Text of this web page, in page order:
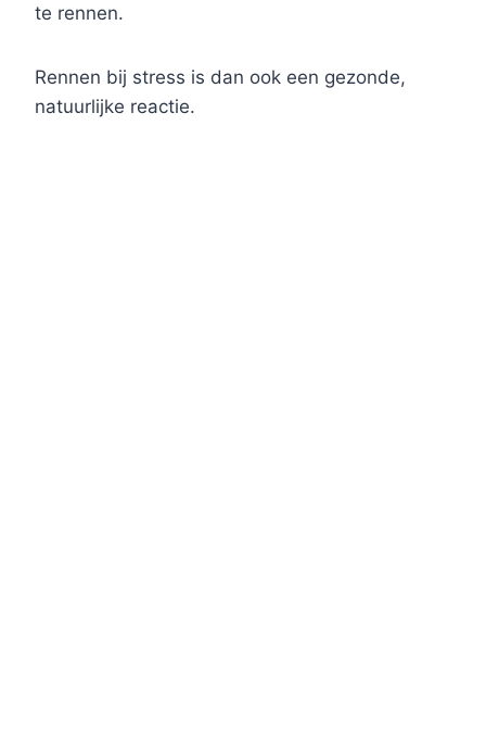
te rennen.
Rennen bij stress is dan ook een gezonde,
natuurlijke reactie.